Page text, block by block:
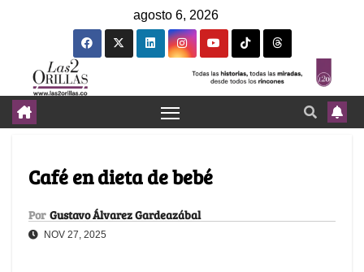
agosto 6, 2026
Café en dieta de bebé
Por Gustavo Álvarez Gardeazábal
NOV 27, 2025